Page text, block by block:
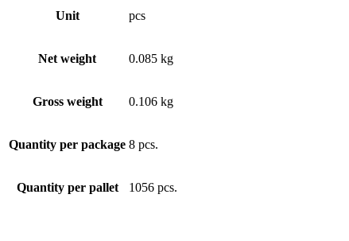
Unit pcs
Net weight 0.085 kg
Gross weight 0.106 kg
Quantity per package 8 pcs.
Quantity per pallet 1056 pcs.